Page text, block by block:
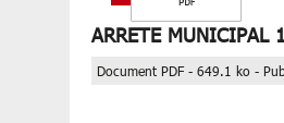
ARRETE MUNICIPAL
Document PDF - 649.1 ko -